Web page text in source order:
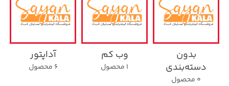
بدون
دسته‌بندی
0 محصول
وب کم
1 محصول
آداپتور
6 محصول